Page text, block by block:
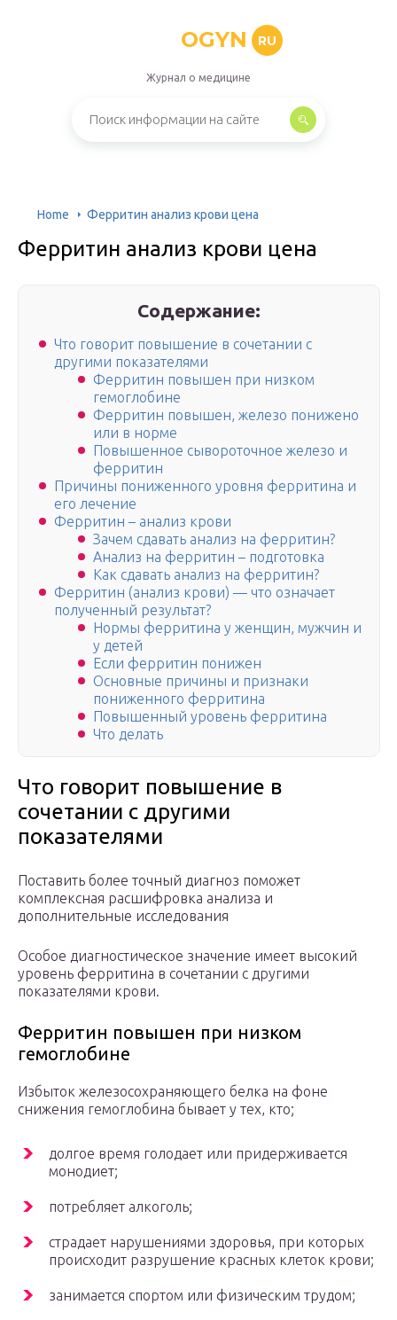
OGYN RU
Журнал о медицине
Home Ферритин анализ крови цена
Ферритин анализ крови цена
Содержание:
Что говорит повышение в сочетании с
другими показателями
Ферритин повышен при низком
гемоглобине
Ферритин повышен, железо понижено
или в норме
Повышенное сывороточное железо и
ферритин
Причины пониженного уровня ферритина и
его лечение
Ферритин – анализ крови
Зачем сдавать анализ на ферритин?
Анализ на ферритин – подготовка
Как сдавать анализ на ферритин?
Ферритин (анализ крови) — что означает
полученный результат?
Нормы ферритина у женщин, мужчин и
у детей
Если ферритин понижен
Основные причины и признаки
пониженного ферритина
Повышенный уровень ферритина
Что делать
Что говорит повышение в
сочетании с другими
показателями
Поставить более точный диагноз поможет
комплексная расшифровка анализа и
дополнительные исследования
Особое диагностическое значение имеет высокий
уровень ферритина в сочетании с другими
показателями крови.
Ферритин повышен при низком
гемоглобине
Избыток железосохраняющего белка на фоне
снижения гемоглобина бывает у тех, кто;
долгое время голодает или придерживается
монодиет;
потребляет алкоголь;
страдает нарушениями здоровья, при которых
происходит разрушение красных клеток крови;
занимается спортом или физическим трудом;